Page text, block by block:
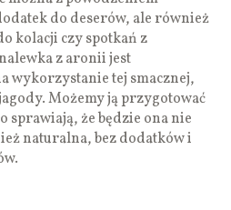
do deserów, ale również
kolacji czy spotkań z
z aronii jest
wykorzystanie tej smacznej,
Możemy ją przygotować
sprawiają, że będzie ona nie
naturalna, bez dodatków i